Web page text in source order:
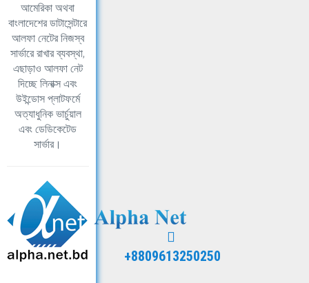
আমেরিকা অথবা
বাংলাদেশের ডাটাসেন্টারে
আলফা নেটের নিজস্ব
সার্ভারে রাখার ব্যবস্থা,
এছাড়াও আলফা নেট
দিচ্ছে লিনাক্স এবং
উইন্ডোস প্লাটফর্মে
অত্যাধুনিক ভার্চুয়াল
এবং ডেডিকেটেড
সার্ভার।
+8809613250250